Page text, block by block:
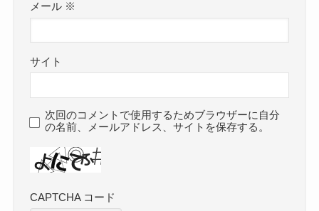
メール ※
サイト
次回のコメントで使用するためブラウザーに自分
の名前、メールアドレス、サイトを保存する。
CAPTCHA コード